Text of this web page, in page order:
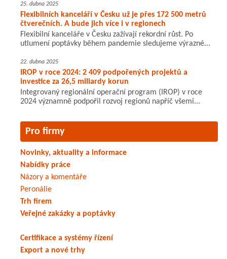
25. dubna 2025
Flexibilních kanceláří v Česku už je přes 172 500 metrů
čtverečních. A bude jich více i v regionech
Flexibilní kanceláře v Česku zažívají rekordní růst. Po
utlumení poptávky během pandemie sledujeme výrazné...
22. dubna 2025
IROP v roce 2024: 2 409 podpořených projektů a
investice za 26,5 miliardy korun
Integrovaný regionální operační program (IROP) v roce
2024 významně podpořil rozvoj regionů napříč všemi...
Pro firmy
Novinky, aktuality a informace
Nabídky práce
Názory a komentáře
Peronálie
Trh firem
Veřejné zakázky a poptávky
Certifikace a systémy řízení
Export a nové trhy